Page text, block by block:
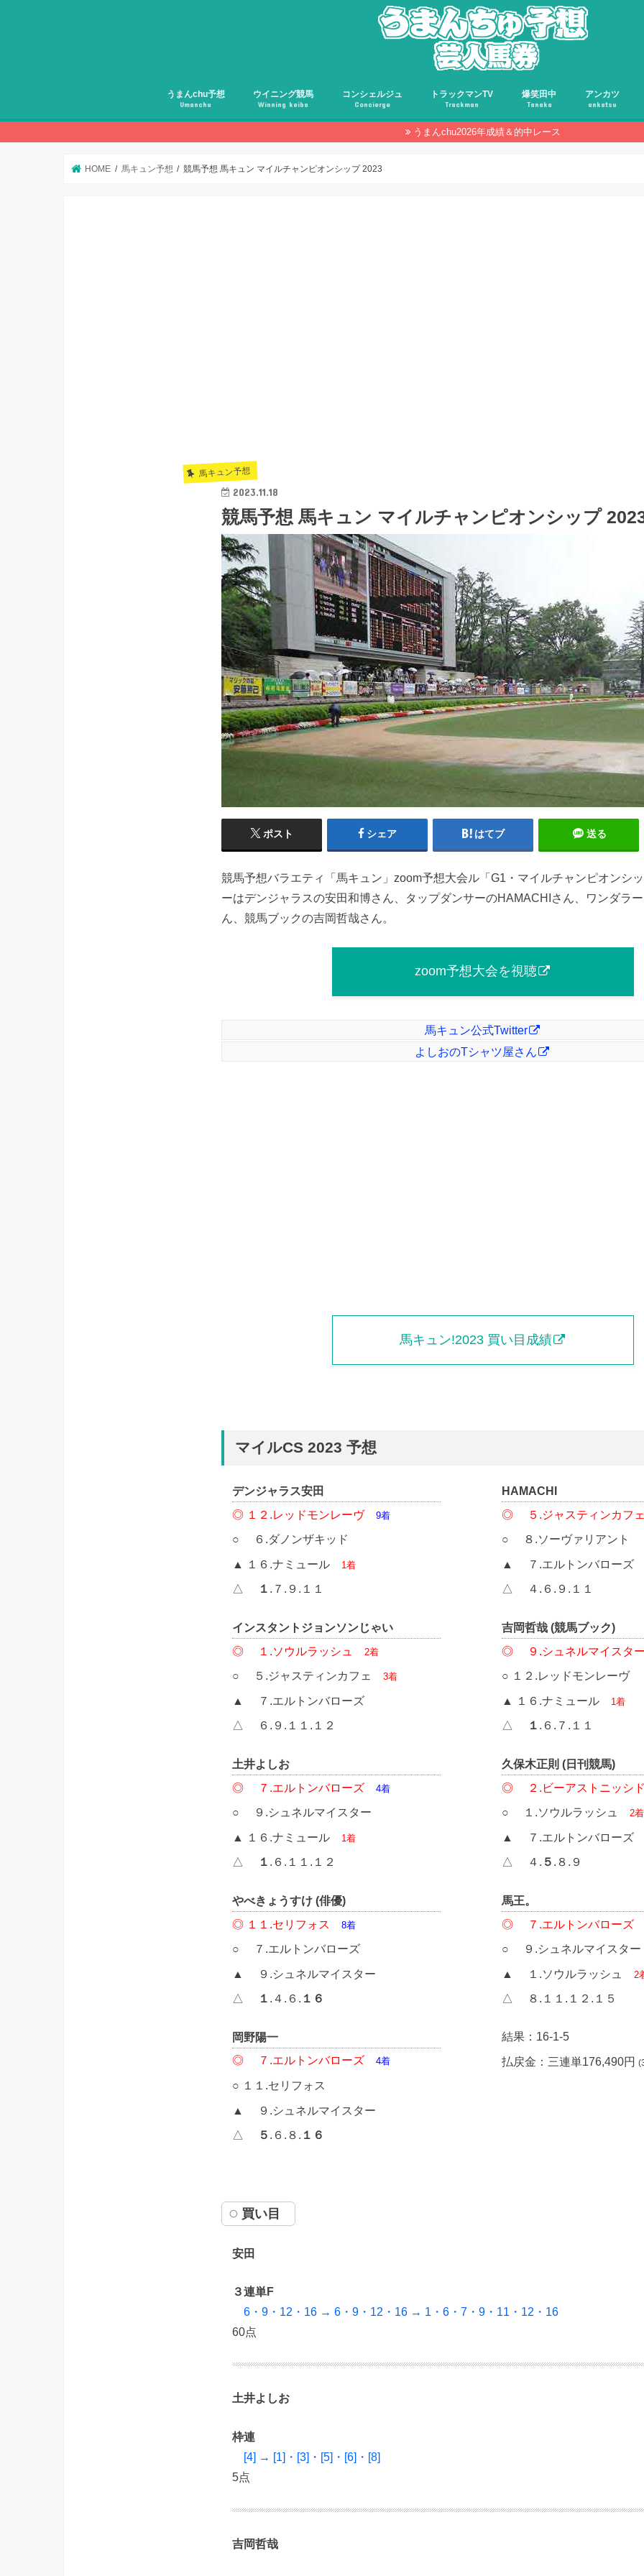
うまんchu予想
Umanchu
ウイニング競馬
Winning keiba
コンシェルジュ
Concierge
トラックマンTV
Trackman
爆笑田中
Tanaka
アンカツ
ankatsu
うまんchu2026年成績＆的中レース
HOME 馬キュン予想 競馬予想 馬キュン マイルチャンピオンシップ 2023
馬キュン予想
2023.11.18
競馬予想 馬キュン マイルチャンピオンシップ
ポスト シェア はてブ 送る
競馬予想バラエティ「馬キュン」zoom予想大会ル「G1・マイルチャンピオンシ
ーはデンジャラスの安田和博さん、タップダンサーのHAMACHIさん、ワンダラ
ん、競馬ブックの吉岡哲哉さん。
zoom予想大会を視聴
馬キュン公式Twitter
よしおのTシャツ屋さん
馬キュン!2023 買い目成績
マイルCS 2023 予想
デンジャラス安田
◎ １２.レッドモンレーヴ 9着
○ ６.ダノンザキッド
▲ １６.ナミュール 1着
△ １ .７.９.１１
インスタントジョンソンじゃい
◎ １.ソウルラッシュ 2着
○ ５.ジャスティンカフェ 3着
▲ ７.エルトンバローズ
△ ６.９.１１.１２
土井よしお
◎ ７.エルトンバローズ 4着
○ ９.シュネルマイスター
▲ １６.ナミュール 1着
△ １ .６.１１.１２
やべきょうすけ (俳優)
◎ １１.セリフォス 8着
○ ７.エルトンバローズ
▲ ９.シュネルマイスター
△ １ .４.６. １６
岡野陽一
◎ ７.エルトンバローズ 4着
○ １１.セリフォス
▲ ９.シュネルマイスター
△ ５ .６.８. １６
HAMACHI
◎ ５.ジャスティンカフ
○ ８.ソーヴァリアント
▲ ７.エルトンバローズ
△ ４.６.９.１１
吉岡哲哉 (競馬ブック)
◎ ９.シュネルマイスタ
○ １２.レッドモンレーヴ
▲ １６.ナミュール 1着
△ １ .６.７.１１
久保木正則 (日刊競馬)
◎ ２.ビーアストニッシ
○ １.ソウルラッシュ 2着
▲ ７.エルトンバローズ
△ ４. ５ .８.９
馬王。
◎ ７.エルトンバローズ
○ ９.シュネルマイスター
▲ １.ソウルラッシュ 2
△ ８.１１.１２.１５
結果：16-1-5
払戻金：三連単176,490円
買い目
安田
３連単F
6・9・12・16 → 6・9・12・16 → 1・6・7・9・11・12・16
60点
土井よしお
枠連
[4] → [1]・[3]・[5]・[6]・[8]
5点
吉岡哲哉